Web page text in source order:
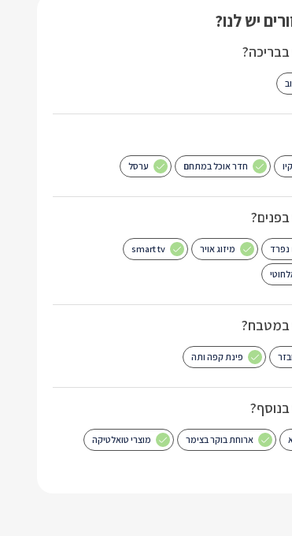
יש לנו?
חדר אוכל במתחם ערסל
נפרד מיזוג אויר smart tv
במטבח?
פינת קפה ותה
ארוחת בוקר בצימר מוצרי טואלטיקה